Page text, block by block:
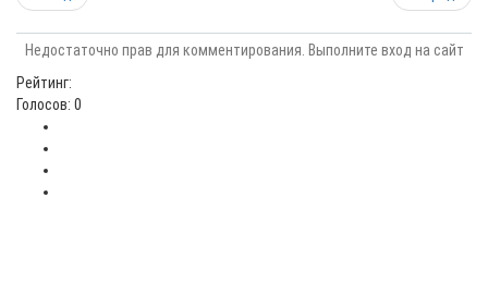
Недостаточно прав для комментирования. Выполните вход на сайт
Рейтинг:
Голосов: 0